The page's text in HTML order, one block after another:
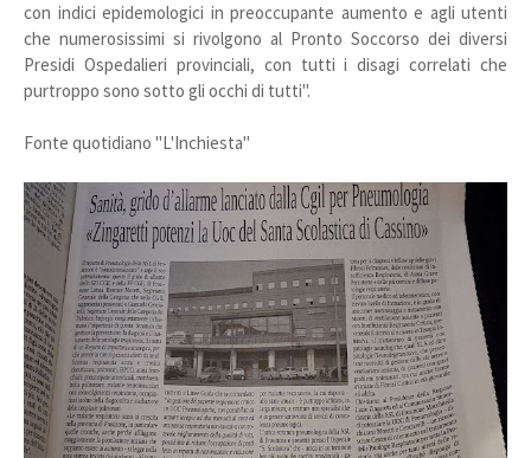
con indici epidemologici in preoccupante aumento e agli utenti
che numerosissimi si rivolgono al Pronto Soccorso dei diversi
Presidi Ospedalieri provinciali, con tutti i disagi correlati che
purtroppo sono sotto gli occhi di tutti".
Fonte quotidiano "L'Inchiesta"